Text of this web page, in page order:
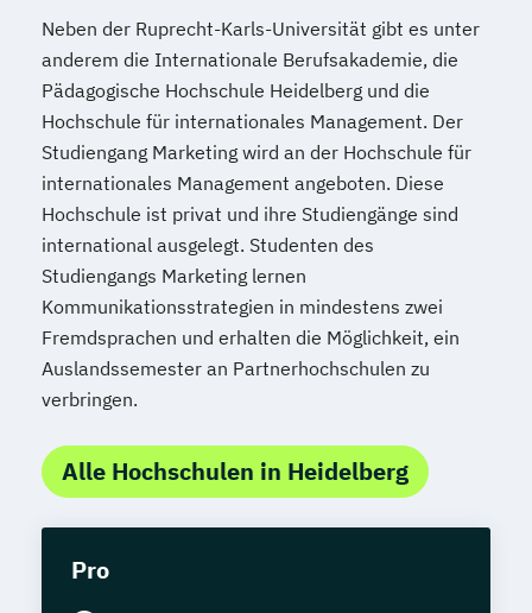
Neben der Ruprecht-Karls-Universität gibt es unter
anderem die Internationale Berufsakademie, die
Pädagogische Hochschule Heidelberg und die
Hochschule für internationales Management. Der
Studiengang Marketing wird an der Hochschule für
internationales Management angeboten. Diese
Hochschule ist privat und ihre Studiengänge sind
international ausgelegt. Studenten des
Studiengangs Marketing lernen
Kommunikationsstrategien in mindestens zwei
Fremdsprachen und erhalten die Möglichkeit, ein
Auslandssemester an Partnerhochschulen zu
verbringen.
Alle Hochschulen in Heidelberg
Pro